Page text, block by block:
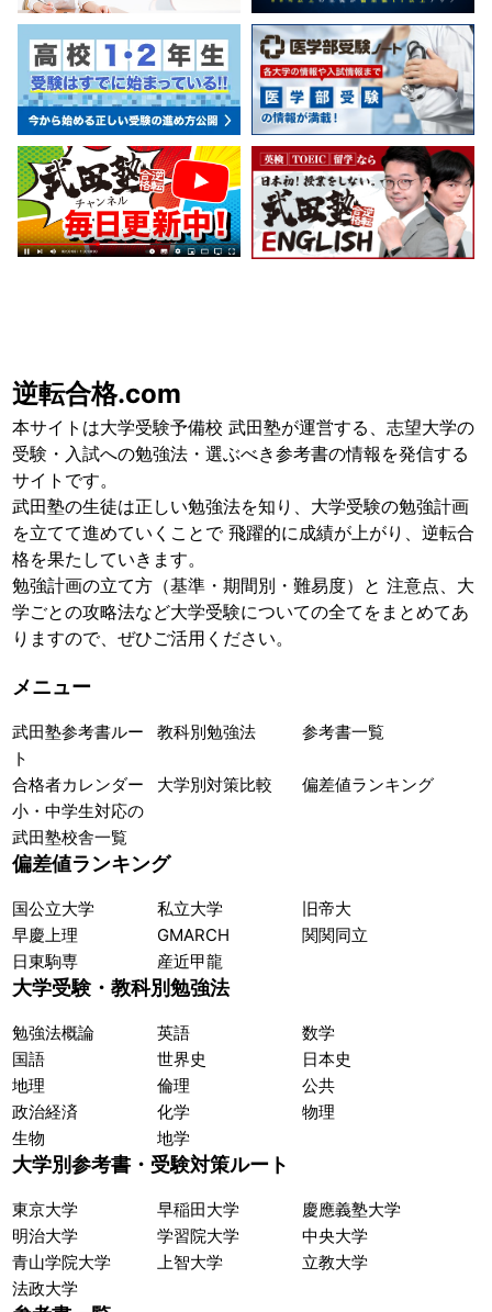
逆転合格.com
本サイトは大学受験予備校 武田塾が運営する、志望大学の
受験・入試への勉強法・選ぶべき参考書の情報を発信する
サイトです。
武田塾の生徒は正しい勉強法を知り、大学受験の勉強計画
を立てて進めていくことで 飛躍的に成績が上がり、逆転合
格を果たしていきます。
勉強計画の立て方（基準・期間別・難易度）と 注意点、大
学ごとの攻略法など大学受験についての全てをまとめてあ
りますので、ぜひご活用ください。
メニュー
武田塾参考書ルー
ト
教科別勉強法 参考書一覧
合格者カレンダー 大学別対策比較
偏差値ランキング
小・中学生対応の
武田塾校舎一覧
偏差値ランキング
国公立大学 私立大学
旧帝大
早慶上理
GMARCH
関関同立
日東駒専
産近甲龍
大学受験・教科別勉強法
勉強法概論 英語
数学
国語
世界史
日本史
地理
倫理
公共
政治経済
化学
物理
生物
地学
大学別参考書・受験対策ルート
東京大学 早稲田大学
慶應義塾大学
明治大学
学習院大学
中央大学
青山学院大学
上智大学
立教大学
法政大学